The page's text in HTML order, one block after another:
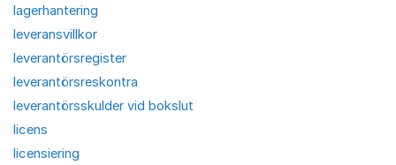
lagerhantering
leveransvillkor
leverantörsregister
leverantörsreskontra
leverantörsskulder vid bokslut
licens
licensiering